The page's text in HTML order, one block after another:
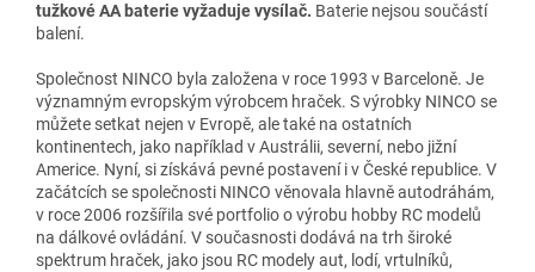
tužkové AA baterie vyžaduje vysílač. Baterie nejsou součástí
balení.
Společnost NINCO byla založena v roce 1993 v Barceloně. Je
významným evropským výrobcem hraček. S výrobky NINCO se
můžete setkat nejen v Evropě, ale také na ostatních
kontinentech, jako například v Austrálii, severní, nebo jižní
Americe. Nyní, si získává pevné postavení i v České republice. V
začátcích se společnosti NINCO věnovala hlavně autodráhám,
v roce 2006 rozšířila své portfolio o výrobu hobby RC modelů
na dálkové ovládání. V současnosti dodává na trh široké
spektrum hraček, jako jsou RC modely aut, lodí, vrtulníků,